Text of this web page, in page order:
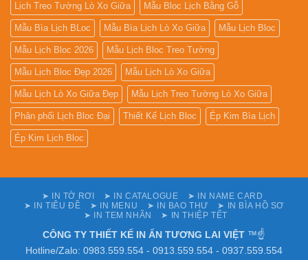
Lịch Treo Tường Lò Xo Giữa Mẫu Bloc Lịch Bằng Gỗ
Mẫu Bìa Lịch BLoc Mẫu Bìa Lịch Lò Xo Giữa Mẫu Lịch Bloc
Mẫu Lịch Bloc 2026 Mẫu Lịch Bloc Treo Tường
Mẫu Lịch Bloc Đẹp 2026 Mẫu Lịch Lò Xo Giữa
Mẫu Lịch Lò Xo Giữa Đẹp Mẫu Lịch Treo Tường Lò Xo Giữa
Phân phối Lịch Bloc Đại Thiết Kế Lịch Bloc Ép Kim Bìa Lịch
Ép Kim Lịch Bloc
➤ IN TỜ RƠI ➤ IN CATALOGUE
➤ IN NAME CARD
➤ IN TIÊU ĐỀ
➤ IN MENU ➤ IN BAO THƯ
➤ IN BÌA HỒ SƠ
➤ IN TEM NHÃN
➤ IN THIỆP TẾT
CÔNG TY THIẾT KẾ IN ẤN TƯƠNG LAI VIỆT ™☝️
Hotline/Zalo: 0983.559.554 - 0913.559.554 - 0937.559.554